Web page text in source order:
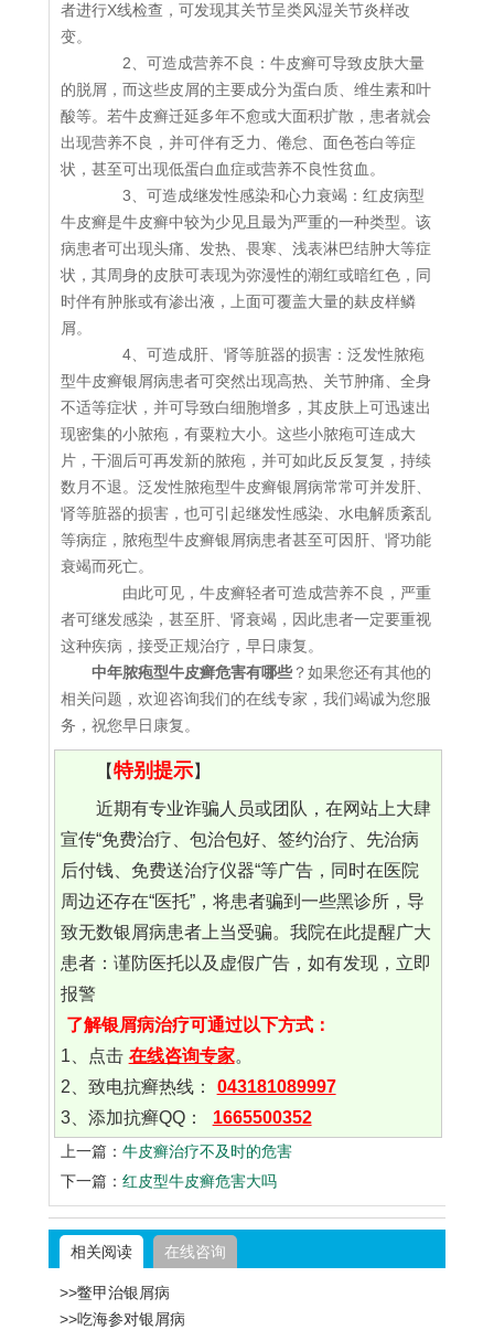
者进行X线检查，可发现其关节呈类风湿关节炎样改
变。
2、可造成营养不良：牛皮癣可导致皮肤大量
的脱屑，而这些皮屑的主要成分为蛋白质、维生素和叶
酸等。若牛皮癣迁延多年不愈或大面积扩散，患者就会
出现营养不良，并可伴有乏力、倦怠、面色苍白等症
状，甚至可出现低蛋白血症或营养不良性贫血。
3、可造成继发性感染和心力衰竭：红皮病型
牛皮癣是牛皮癣中较为少见且最为严重的一种类型。该
病患者可出现头痛、发热、畏寒、浅表淋巴结肿大等症
状，其周身的皮肤可表现为弥漫性的潮红或暗红色，同
时伴有肿胀或有渗出液，上面可覆盖大量的麸皮样鳞
屑。
4、可造成肝、肾等脏器的损害：泛发性脓疱
型牛皮癣银屑病患者可突然出现高热、关节肿痛、全身
不适等症状，并可导致白细胞增多，其皮肤上可迅速出
现密集的小脓疱，有粟粒大小。这些小脓疱可连成大
片，干涸后可再发新的脓疱，并可如此反反复复，持续
数月不退。泛发性脓疱型牛皮癣银屑病常常可并发肝、
肾等脏器的损害，也可引起继发性感染、水电解质紊乱
等病症，脓疱型牛皮癣银屑病患者甚至可因肝、肾功能
衰竭而死亡。
由此可见，牛皮癣轻者可造成营养不良，严重
者可继发感染，甚至肝、肾衰竭，因此患者一定要重视
这种疾病，接受正规治疗，早日康复。
中年脓疱型牛皮癣危害有哪些 ？如果您还有其他的
相关问题，欢迎咨询我们的在线专家，我们竭诚为您服
务，祝您早日康复。
【特别提示】
近期有专业诈骗人员或团队，在网站上大肆
宣传“免费治疗、包治包好、签约治疗、先治病
后付钱、免费送治疗仪器“等广告，同时在医院
周边还存在“医托”，将患者骗到一些黑诊所，导
致无数银屑病患者上当受骗。我院在此提醒广大
患者：谨防医托以及虚假广告，如有发现，立即
报警
了解银屑病治疗可通过以下方式：
1、点击 在线咨询专家。
2、致电抗癣热线：
043181089997
3、添加抗癣QQ：
1665500352
上一篇： 牛皮癣治疗不及时的危害
下一篇： 红皮型牛皮癣危害大吗
相关阅读 在线咨询
>>鳖甲治银屑病
>>吃海参对银屑病